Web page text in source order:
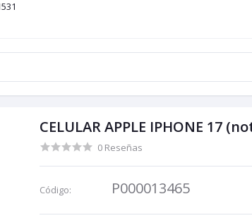
CELULAR APPLE IPHONE 17
0 Reseñas
Código: P000013465